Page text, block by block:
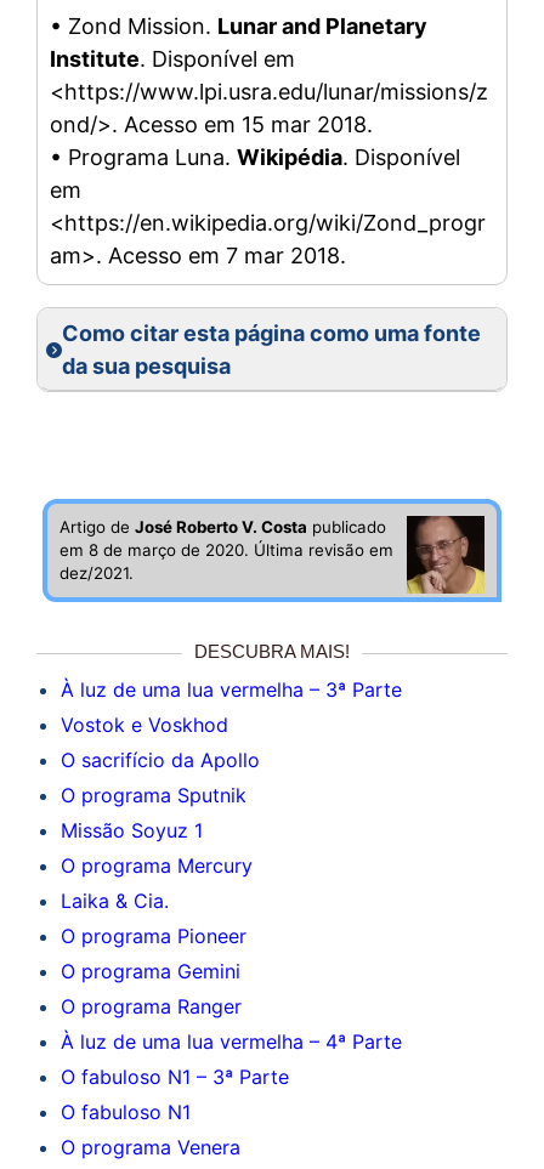
• Zond Mission. Lunar and Planetary
Institute. Disponível em
<https://www.lpi.usra.edu/lunar/missions/z
ond/>. Acesso em 15 mar 2018.
• Programa Luna. Wikipédia. Disponível
em
<https://en.wikipedia.org/wiki/Zond_progr
am>. Acesso em 7 mar 2018.
Como citar esta página como uma fonte
da sua pesquisa
Artigo deJosé Roberto V. Costa publicado
em 8 de março de 2020. Última revisão em
dez/2021.
DESCUBRA MAIS!
À luz de uma lua vermelha – 3ª Parte
Vostok e Voskhod
O sacrifício da Apollo
O programa Sputnik
Missão Soyuz 1
O programa Mercury
Laika & Cia.
O programa Pioneer
O programa Gemini
O programa Ranger
À luz de uma lua vermelha – 4ª Parte
O fabuloso N1 – 3ª Parte
O fabuloso N1
O programa Venera